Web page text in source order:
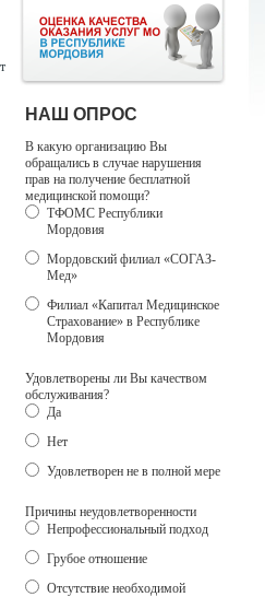
НАШ ОПРОС
В какую организацию Вы
обращались в случае нарушения
прав на получение бесплатной
медицинской помощи?
ТФОМС Республики
Мордовия
Мордовский филиал «СОГАЗ-
Мед»
Филиал «Капитал Медицинское
Страхование» в Республике
Мордовия
Удовлетворены ли Вы качеством
обслуживания?
Да
Нет
Удовлетворен не в полной мере
Причины неудовлетворенности
Непрофессиональный подход
Грубое отношение
Отсутствие необходимой